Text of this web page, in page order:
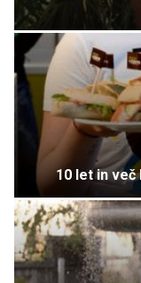
10 let in več